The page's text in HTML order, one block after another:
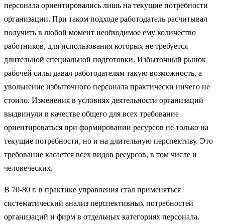
персонала ориентировались лишь на текущие потребности
организации. При таком подходе работодатель расчитывал
получить в любой момент необходимое ему количество
работников, для использования которых не требуется
длительной специальной подготовки. Избыточный рынок
рабочей силы давал работодателям такую возможность, а
увольнение избыточного персонала практически ничего не
стоило. Изменения в условиях деятельности организаций
выдвинули в качестве общего для всех требование
ориентироваться при формировании ресурсов не только на
текущие потребности, но и на длительную перспективу. Это
требование касается всех видов ресурсов, в том числе и
человеческих.
В 70-80 г. в практике управления стал применяться
систематический анализ перспективных потребностей
организаций и фирм в отдельных категориях персонала.